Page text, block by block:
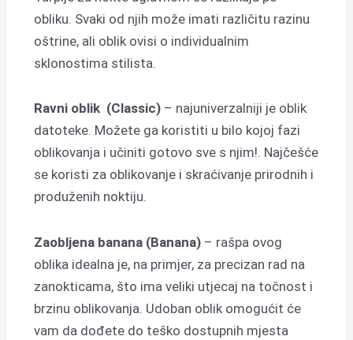
obliku. Svaki od njih može imati različitu razinu
oštrine, ali oblik ovisi o individualnim
sklonostima stilista.
Ravni oblik (Classic) – najuniverzalniji je oblik
datoteke. Možete ga koristiti u bilo kojoj fazi
oblikovanja i učiniti gotovo sve s njim!. Najčešće
se koristi za oblikovanje i skraćivanje prirodnih i
produženih noktiju.
Zaobljena banana (Banana) – rašpa ovog
oblika idealna je, na primjer, za precizan rad na
zanokticama, što ima veliki utjecaj na točnost i
brzinu oblikovanja. Udoban oblik omogućit će
vam da dođete do teško dostupnih mjesta